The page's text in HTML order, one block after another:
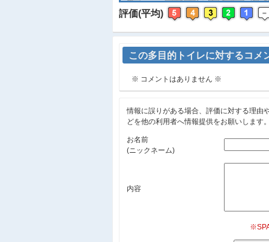
評価(平均)
この多目的トイレに対するコメ
※ コメントはありません ※
情報に誤りがある場合、評価に対する理由
どを他の利用者へ情報提供をお願いします
お名前
(ニックネーム)
内容